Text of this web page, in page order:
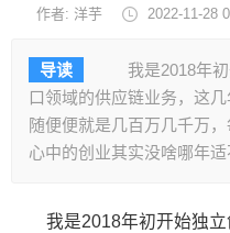
作者: 洋芋 2022-11-28
导读
我是2018年初
口领域的供应链业务，这
随便便就是几百万几千万
心中的创业其实没啥哪年
我是2018年初开始独立